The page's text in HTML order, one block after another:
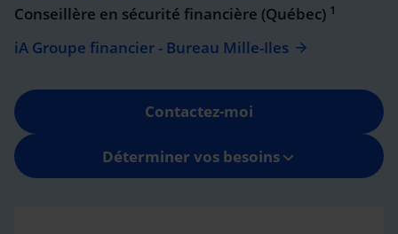
Conseillère en sécurité financière (Québec) 1
iA Groupe financier - Bureau Mille-Iles
Contactez-moi
Déterminer vos besoins